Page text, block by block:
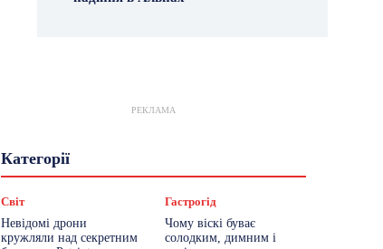
РЕКЛАМА
КатегоріїГастрогід
Знай Чехію
Новини Чехії
Політика
Робота
Сад та город
Світ
Спорт ТехноМанія
Топ-новини
Світ
Невідомі дрони
кружляли над секретним
Гастрогід
Чому віскі буває
солодким, димним і